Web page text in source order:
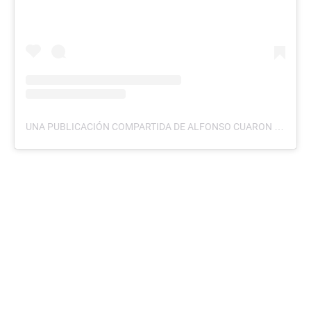
UNA PUBLICACIÓN COMPARTIDA DE ALFONSO CUARON (@ALFONSOCUARON)